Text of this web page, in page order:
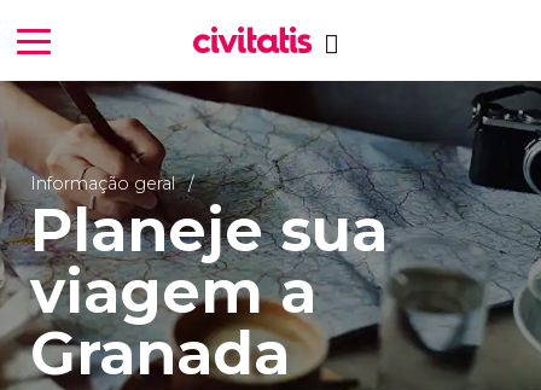
Informação geral
Planeje sua
viagem a
Granada